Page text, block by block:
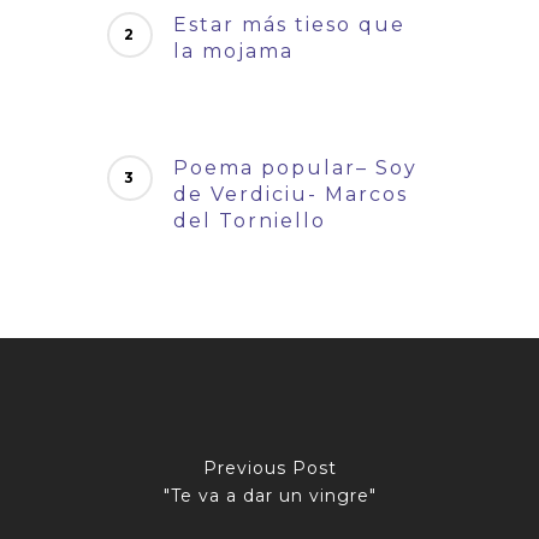
Estar más tieso que
la mojama
Poema popular– Soy
de Verdiciu- Marcos
del Torniello
Previous Post
"Te va a dar un vingre"